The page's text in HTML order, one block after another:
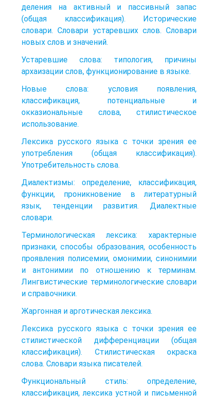
деления на активный и пассивный запас
(общая классификация). Исторические
словари. Словари устаревших слов. Словари
новых слов и значений.
Устаревшие слова: типология, причины
архаизации слов, функционирование в языке.
Новые слова: условия появления,
классификация, потенциальные и
окказиональные слова, стилистическое
использование.
Лексика русского языка с точки зрения ее
употребления (общая классификация).
Употребительность слова.
Диалектизмы: определение, классификация,
функции, проникновение в литературный
язык, тенденции развития. Диалектные
словари.
Терминологическая лексика: характерные
признаки, способы образования, особенность
проявления полисемии, омонимии, синонимии
и антонимии по отношению к терминам.
Лингвистические терминологические словари
и справочники.
Жаргонная и арготическая лексика.
Лексика русского языка с точки зрения ее
стилистической дифференциации (общая
классификация). Стилистическая окраска
слова. Словари языка писателей.
Функциональный стиль: определение,
классификация, лексика устной и письменной